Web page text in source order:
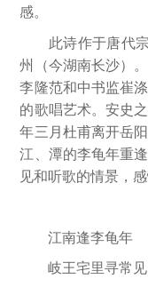
感。
此诗作于唐代宗
州（今湖南长沙）
李隆范和中书监崔
的歌唱艺术。安史
年三月杜甫离开岳
江、潭的李龟年重
见和听歌的情景，
江南逢李龟年
岐王宅里寻常见